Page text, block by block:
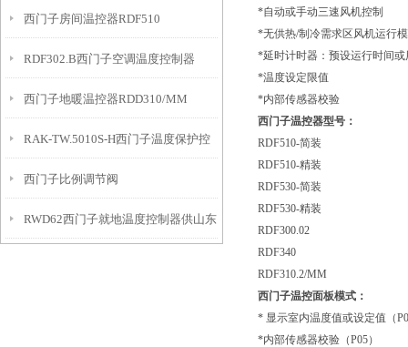
西门子房间温控器RDF510
RDF302.B西门子空调温度控制器
西门子地暖温控器RDD310/MM
RAK-TW.5010S-H西门子温度保护控
制器
西门子比例调节阀
RWD62西门子就地温度控制器供山东
*自动或手动三速风机控制
*无供热/制冷需求区风机运行
*延时计时器：预设运行时间
*温度设定限值
*内部传感器校验
西门子温控器型号：
RDF510-简装
RDF510-精装
RDF530-简装
RDF530-精装
RDF300.02
RDF340
RDF310.2/MM
西门子温控面板模式：
* 显示室内温度值或设定值（
*内部传感器校验（P05）